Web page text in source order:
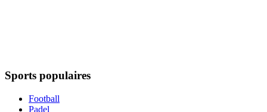
Sports populaires
Football
Padel